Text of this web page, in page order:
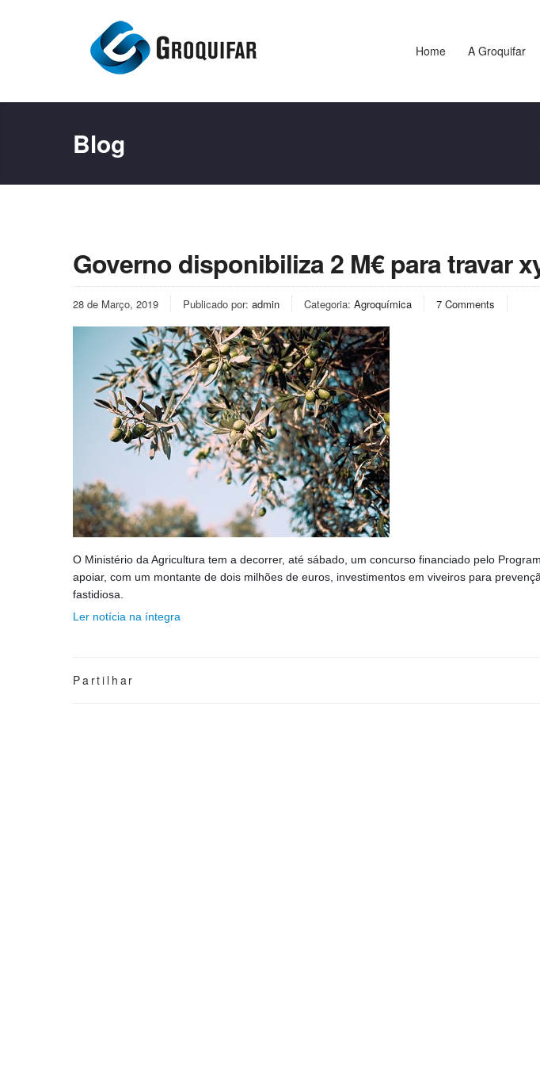
Home A Groquifar
Blog
Governo disponibiliza 2 M€ para travar
28 de Março, 2019 Publicado por: admin Categoria: Agroquímica 7 Comments
O Ministério da Agricultura tem a decorrer, até sábado, um concurso financiado pelo
apoiar, com um montante de dois milhões de euros, investimentos em viveiros para
fastidiosa.
Ler notícia na íntegra
Partilhar